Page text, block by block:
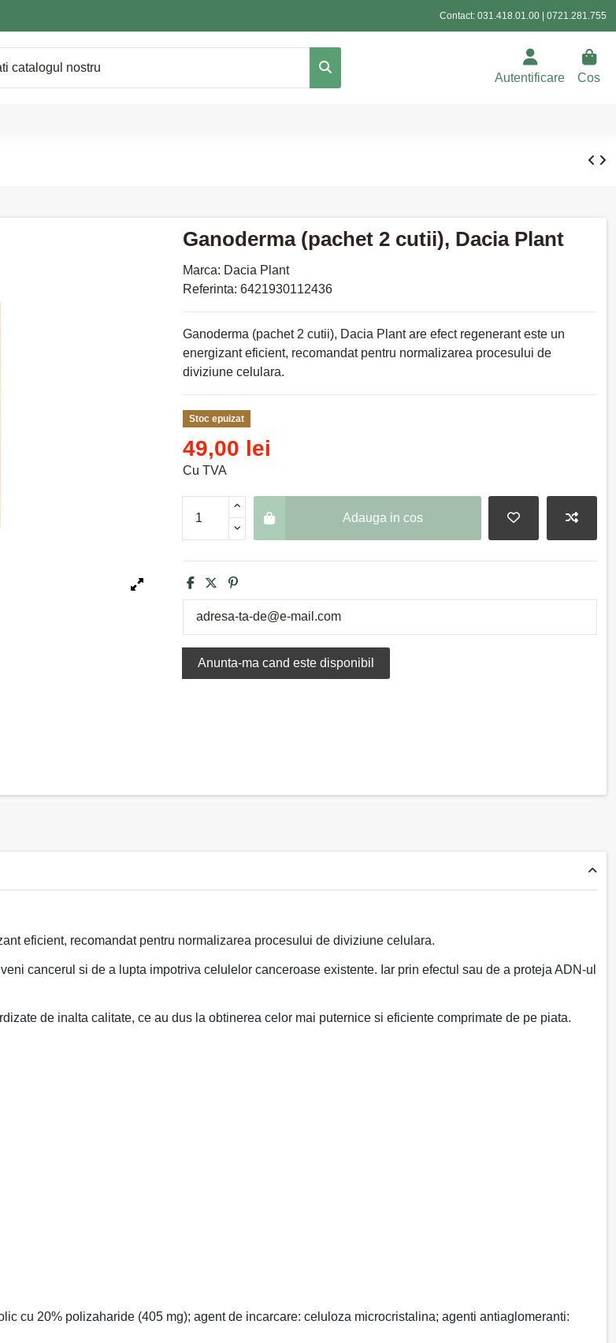
Contact: 031.418.01.00 0721.281.755
Autentificare Cos
Ganoderma (pachet 2 cutii), Dacia Plant
Marca: Dacia Plant
Referinta: 6421930112436
Ganoderma (pachet 2 cutii), Dacia Plant are efect regenerant este un
energizant eficient, recomandat pentru normalizarea procesului de
diviziune celulara.
Stoc epuizat
49,00 lei
Cu TVA
Adauga in cos
eficient, recomandat pentru normalizarea procesului de diviziune celulara.
cancerul si de a lupta impotriva celulelor canceroase existente. Iar prin efectul sau de a proteja ADN-ul
de inalta calitate, ce au dus la obtinerea celor mai puternice si eficiente comprimate de pe piata.
cu 20% polizaharide (405 mg); agent de incarcare: celuloza microcristalina; agenti antiaglomeranti: